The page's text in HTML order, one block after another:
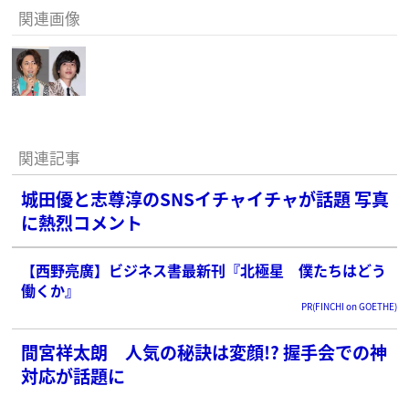
関連画像
関連記事
城田優と志尊淳のSNSイチャイチャが話題 写真
に熱烈コメント
【西野亮廣】ビジネス書最新刊『北極星 僕たちはどう
働くか』
PR(FINCHI on GOETHE)
間宮祥太朗 人気の秘訣は変顔!? 握手会での神
対応が話題に